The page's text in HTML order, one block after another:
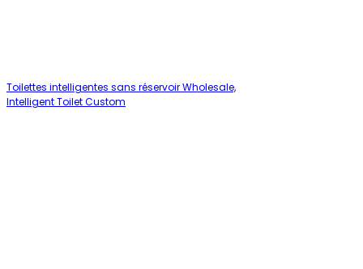
Toilettes intelligentes sans réservoir Wholesale,
Intelligent Toilet Custom